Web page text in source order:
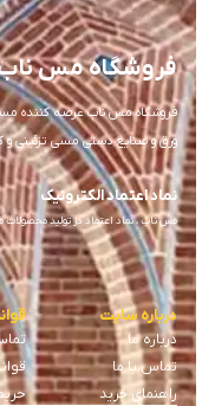
فروشگاه مس ناب
فروشگاه مس ناب عرضه کننده
ورق و صنایع دستی مسی تزئینی و
نماد اعتماد الکترونیک
مس ناب ، نماد اعتماد در تولید
درباره سایت
درباره ما
تماس با ما
راهنمای خرید